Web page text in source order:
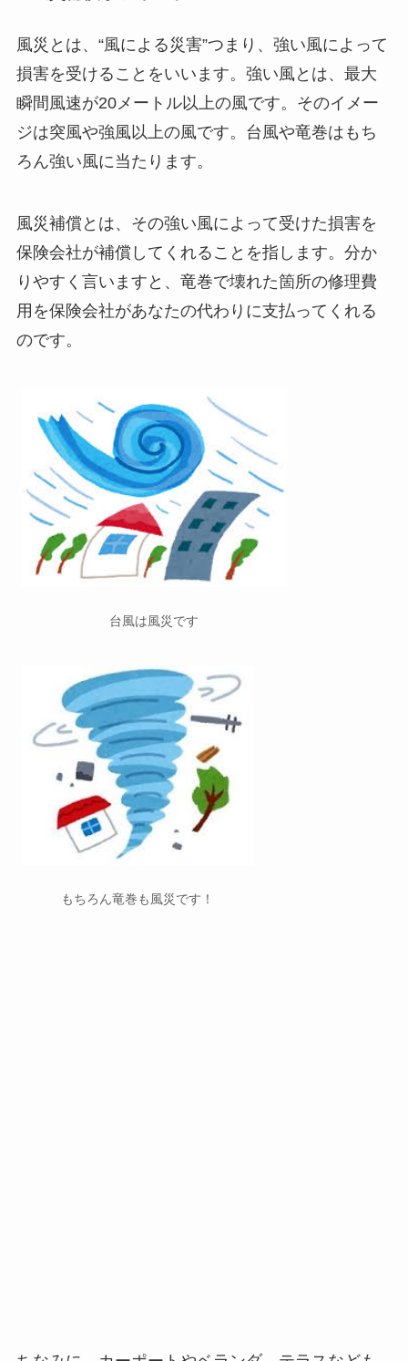
風災とは、“風による災害”つまり、強い風によって
損害を受けることをいいます。強い風とは、最大
瞬間風速が20メートル以上の風です。そのイメー
ジは突風や強風以上の風です。台風や竜巻はもち
ろん強い風に当たります。
風災補償とは、その強い風によって受けた損害を
保険会社が補償してくれることを指します。分か
りやすく言いますと、竜巻で壊れた箇所の修理費
用を保険会社があなたの代わりに支払ってくれる
のです。
台風は風災です
もちろん竜巻も風災です！